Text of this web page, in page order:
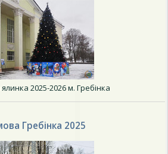
2025-2026 м. Гребінка
Гребінка 2025